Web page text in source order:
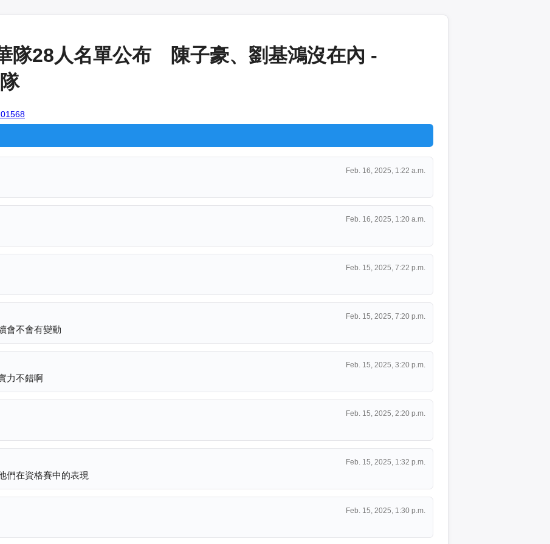
隊28人名單公布 陳子豪、劉基鴻沒在內 -
Feb. 16, 2025, 1:22 a.m.
Feb. 16, 2025, 1:20 a.m.
Feb. 15, 2025, 7:22 p.m.
Feb. 15, 2025, 7:20 p.m.
會不會有變動
Feb. 15, 2025, 3:20 p.m.
力不錯啊
Feb. 15, 2025, 2:20 p.m.
Feb. 15, 2025, 1:32 p.m.
們在資格賽中的表現
Feb. 15, 2025, 1:30 p.m.